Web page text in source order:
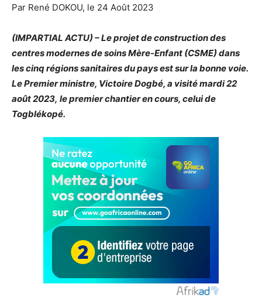
Par René DOKOU, le 24 Août 2023
(IMPARTIAL ACTU) – Le projet de construction des
centres modernes de soins Mère-Enfant (CSME) dans
les cinq régions sanitaires du pays est sur la bonne voie.
Le Premier ministre, Victoire Dogbé, a visité mardi 22
août 2023, le premier chantier en cours, celui de
Togblékopé.